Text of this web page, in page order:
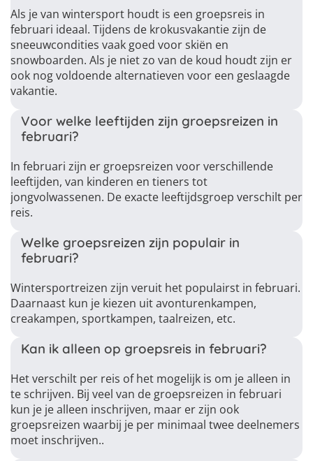
Als je van wintersport houdt is een groepsreis in
februari ideaal. Tijdens de krokusvakantie zijn de
sneeuwcondities vaak goed voor skiën en
snowboarden. Als je niet zo van de koud houdt zijn er
ook nog voldoende alternatieven voor een geslaagde
vakantie.
Voor welke leeftijden zijn groepsreizen in
februari?
In februari zijn er groepsreizen voor verschillende
leeftijden, van kinderen en tieners tot
jongvolwassenen. De exacte leeftijdsgroep verschilt per
reis.
Welke groepsreizen zijn populair in
februari?
Wintersportreizen zijn veruit het populairst in februari.
Daarnaast kun je kiezen uit avonturenkampen,
creakampen, sportkampen, taalreizen, etc.
Kan ik alleen op groepsreis in februari?
Het verschilt per reis of het mogelijk is om je alleen in
te schrijven. Bij veel van de groepsreizen in februari
kun je je alleen inschrijven, maar er zijn ook
groepsreizen waarbij je per minimaal twee deelnemers
moet inschrijven..